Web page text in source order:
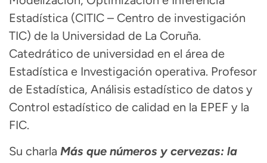
Estadística (CITIC – Centro de investigación
TIC) de la Universidad de La Coruña.
Catedrático de universidad en el área de
Estadística e Investigación operativa. Profesor
de Estadística, Análisis estadístico de datos y
Control estadístico de calidad en la EPEF y la
FIC.
Su charla Más que números y cervezas: la